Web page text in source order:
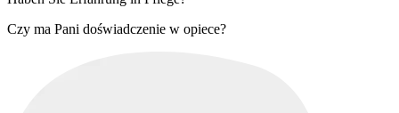
Czy ma Pani doświadczenie w opiece?